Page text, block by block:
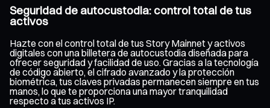
Seguridad de autocustodia: control total de tus
activos
Hazte con el control total de tus Story Mainnet y activos
digitales con una billetera de autocustodia diseñada para
ofrecer seguridad y facilidad de uso. Gracias a la tecnología
de código abierto, el cifrado avanzado y la protección
biométrica, tus claves privadas permanecen siempre en tus
manos, lo que te proporciona una mayor tranquilidad
respecto a tus activos IP.